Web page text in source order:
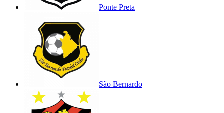
Ponte Preta
São Bernardo